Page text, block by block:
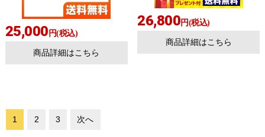
25,000 円(税込)
商品詳細はこちら
26,800円(税込)
商品詳細はこちら
1 2 3 次へ